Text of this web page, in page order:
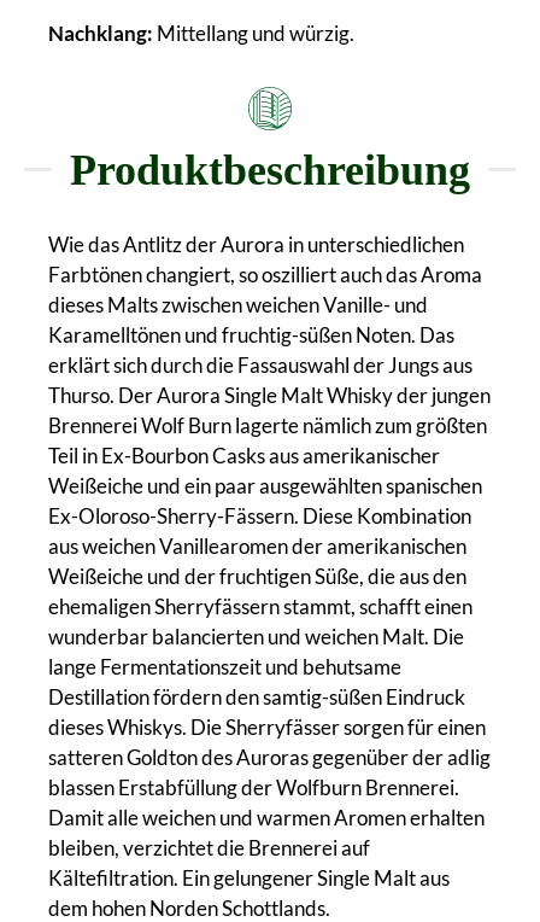
Nachklang: Mittellang und würzig.
Produktbeschreibung
Wie das Antlitz der Aurora in unterschiedlichen
Farbtönen changiert, so oszilliert auch das Aroma
dieses Malts zwischen weichen Vanille- und
Karamelltönen und fruchtig-süßen Noten. Das
erklärt sich durch die Fassauswahl der Jungs aus
Thurso. Der Aurora Single Malt Whisky der jungen
Brennerei Wolf Burn lagerte nämlich zum größten
Teil in Ex-Bourbon Casks aus amerikanischer
Weißeiche und ein paar ausgewählten spanischen
Ex-Oloroso-Sherry-Fässern. Diese Kombination
aus weichen Vanillearomen der amerikanischen
Weißeiche und der fruchtigen Süße, die aus den
ehemaligen Sherryfässern stammt, schafft einen
wunderbar balancierten und weichen Malt. Die
lange Fermentationszeit und behutsame
Destillation fördern den samtig-süßen Eindruck
dieses Whiskys. Die Sherryfässer sorgen für einen
satteren Goldton des Auroras gegenüber der adlig
blassen Erstabfüllung der Wolfburn Brennerei.
Damit alle weichen und warmen Aromen erhalten
bleiben, verzichtet die Brennerei auf
Kältefiltration. Ein gelungener Single Malt aus
dem hohen Norden Schottlands.